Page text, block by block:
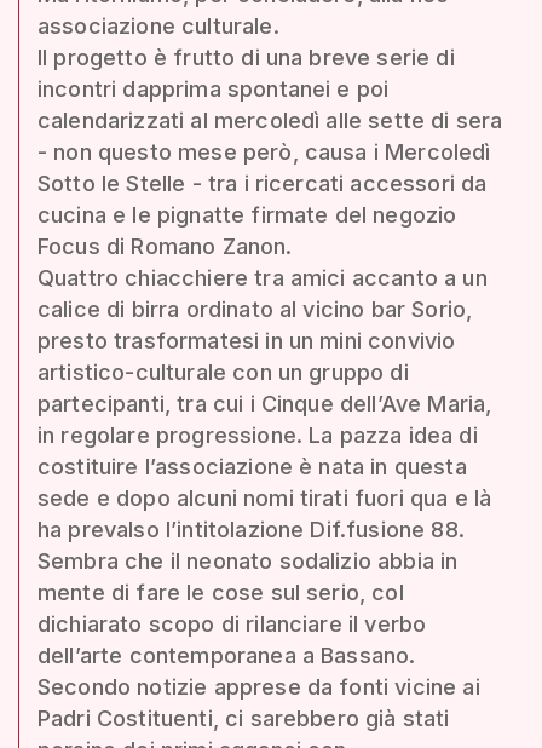
associazione culturale.
Il progetto è frutto di una breve serie di
incontri dapprima spontanei e poi
calendarizzati al mercoledì alle sette di sera
- non questo mese però, causa i Mercoledì
Sotto le Stelle - tra i ricercati accessori da
cucina e le pignatte firmate del negozio
Focus di Romano Zanon.
Quattro chiacchiere tra amici accanto a un
calice di birra ordinato al vicino bar Sorio,
presto trasformatesi in un mini convivio
artistico-culturale con un gruppo di
partecipanti, tra cui i Cinque dell’Ave Maria,
in regolare progressione. La pazza idea di
costituire l’associazione è nata in questa
sede e dopo alcuni nomi tirati fuori qua e là
ha prevalso l’intitolazione Dif.fusione 88.
Sembra che il neonato sodalizio abbia in
mente di fare le cose sul serio, col
dichiarato scopo di rilanciare il verbo
dell’arte contemporanea a Bassano.
Secondo notizie apprese da fonti vicine ai
Padri Costituenti, ci sarebbero già stati